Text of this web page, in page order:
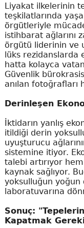
Liyakat ilkelerinin
teşkilatlarında
örgütleriyle
istihbarat ağlarını
örgütü liderinin ve
lüks rezidanslarda
hatta kolayca
Güvenlik
anılan fotoğrafları
Derinleşen
İktidarın yanlış
itildiği derin
uyuşturucu
sistemine itiyor.
talebi artırıyor
kaynak sağlıyor.
yoksulluğun
laboratuvarına
Sonuç:
Kapatmak